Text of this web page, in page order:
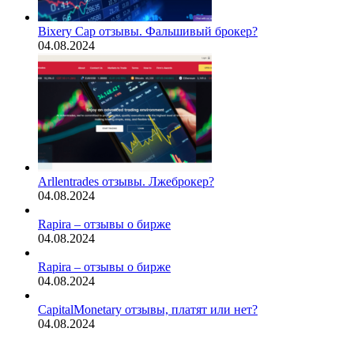
Bixery Cap отзывы. Фальшивый брокер?
04.08.2024
Arllentrades отзывы. Лжеброкер?
04.08.2024
Rapira – отзывы о бирже
04.08.2024
Rapira – отзывы о бирже
04.08.2024
CapitalMonetary отзывы, платят или нет?
04.08.2024